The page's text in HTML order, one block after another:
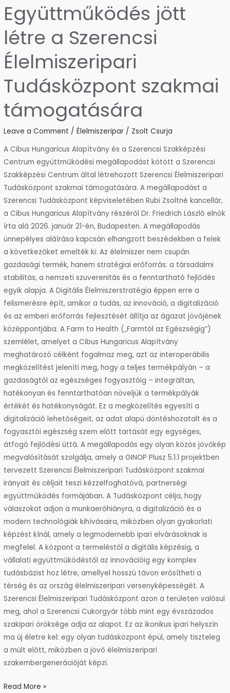
Együttműködés jött
létre a Szerencsi
Élelmiszeripari
Tudásközpont szakmai
támogatására
Leave a Comment /Élelmiszeripar / Zsolt Csurja
A Cibus Hungaricus Alapítvány és a Szerencsi Szakképzési
Centrum együttműködési megállapodást kötött a Szerencsi
Szakképzési Centrum által létrehozott Szerencsi Élelmiszeripari
Tudásközpont szakmai támogatására. A megállapodást a
Szerencsi Tudásközpont képviseletében Rubi Zsoltné kancellár,
a Cibus Hungaricus Alapítvány részéről Dr. Friedrich László elnök
írta alá 2026. január 21-én, Budapesten. A megállapodás
ünnepélyes aláírása kapcsán elhangzott beszédekben a felek
a következőket emelték ki: Az élelmiszer nem csupán
gazdasági termék, hanem stratégiai erőforrás: a társadalmi
stabilitás, a nemzeti szuverenitás és a fenntartható fejlődés
egyik alapja. A Digitális Élelmiszerstratégia éppen erre a
felismerésre épít, amikor a tudás, az innováció, a digitalizáció
és az emberi erőforrás fejlesztését állítja az ágazat jövőjének
középpontjába. A Farm to Health („Farmtól az Egészségig”)
szemlélet, amelyet a Cibus Hungaricus Alapítvány
meghatározó célként fogalmaz meg, azt az interoperábilis
megközelítést jeleníti meg, hogy a teljes termékpályán – a
gazdaságtól az egészséges fogyasztóig – integráltan,
hatékonyan és fenntarthatóan növeljük a termékpályák
értékét és hatékonyságát. Ez a megközelítés egyesíti a
digitalizáció lehetőségeit, az adat alapú döntéshozatalt és a
fogyasztói egészség szem előtt tartását egy egységes,
átfogó fejlődési úttá. A megállapodás egy olyan közös jövőkép
megvalósítását szolgálja, amely a GINOP Plusz 5.1.1 projektben
tervezett Szerencsi Élelmiszeripari Tudásközpont szakmai
irányait és céljait teszi kézzelfoghatóvá, partnerségi
együttműködés formájában. A Tudásközpont célja, hogy
válaszokat adjon a munkaerőhiányra, a digitalizáció és a
modern technológiák kihívásaira, miközben olyan gyakorlati
képzést kínál, amely a legmodernebb ipari elvárásoknak is
megfelel. A központ a termeléstől a digitális képzésig, a
vállalati együttműködéstől az innovációig egy komplex
tudásbázist hoz létre, amellyel hosszú távon erősítheti a
térség és az ország élelmiszeripari versenyképességét. A
Szerencsi Élelmiszeripari Tudásközpont azon a területen valósul
meg, ahol a Szerencsi Cukorgyár több mint egy évszázados
szakipari öröksége adja az alapot. Ez az ikonikus ipari helyszín
ma új életre kel: egy olyan tudásközpont épül, amely tiszteleg
a múlt előtt, miközben a jövő élelmiszeripari
szakembergenerációját képzi.
Read More »